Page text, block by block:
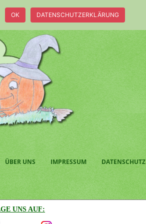
ÜBER UNS IMPRESSUM DATENSCHUTZ
UNS AUF:
OK DATENSCHUTZERKLÄRUNG